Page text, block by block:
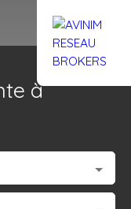
Trouver un
à